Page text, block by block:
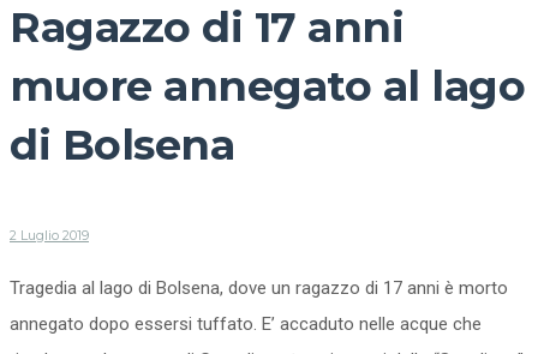
Ragazzo di 17 anni
muore annegato al lago
di Bolsena
2 Luglio 2019
Tragedia al lago di Bolsena, dove un ragazzo di 17 anni è morto
annegato dopo essersi tuffato. E’ accaduto nelle acque che